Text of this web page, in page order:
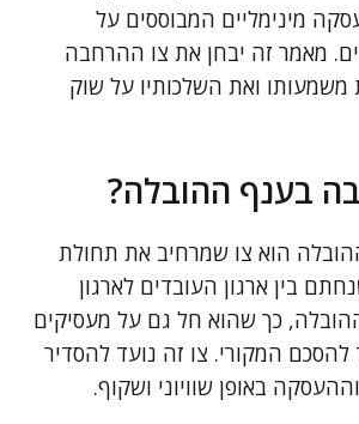
מינימליים המבוססים על
מאמר זה יבחן את צו ההרחבה
ואת השלכותיו על שוק
בענף ההובלה?
הוא צו שמרחיב את תחולת
בין ארגון העובדים לארגון
כך שהוא חל גם על מעסיקים
להסכם המקורי. צו זה נועד להסדיר
באופן שוויוני ושקוף.